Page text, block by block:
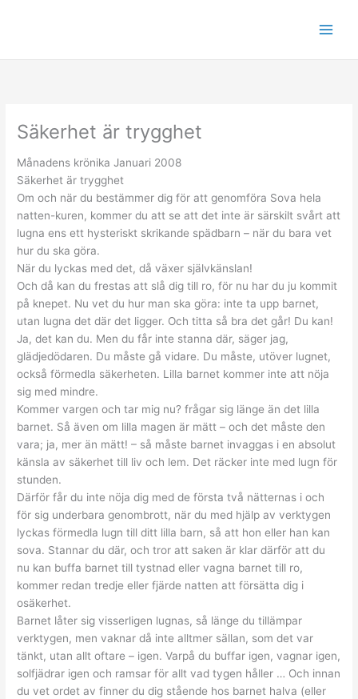
Säkerhet är trygghet
Månadens krönika Januari 2008
Säkerhet är trygghet
Om och när du bestämmer dig för att genomföra Sova hela
natten-kuren, kommer du att se att det inte är särskilt svårt att
lugna ens ett hysteriskt skrikande spädbarn – när du bara vet
hur du ska göra.
När du lyckas med det, då växer självkänslan!
Och då kan du frestas att slå dig till ro, för nu har du ju kommit
på knepet. Nu vet du hur man ska göra: inte ta upp barnet,
utan lugna det där det ligger. Och titta så bra det går! Du kan!
Ja, det kan du. Men du får inte stanna där, säger jag,
glädjedödaren. Du måste gå vidare. Du måste, utöver lugnet,
också förmedla säkerheten. Lilla barnet kommer inte att nöja
sig med mindre.
Kommer vargen och tar mig nu? frågar sig länge än det lilla
barnet. Så även om lilla magen är mätt – och det måste den
vara; ja, mer än mätt! – så måste barnet invaggas i en absolut
känsla av säkerhet till liv och lem. Det räcker inte med lugn för
stunden.
Därför får du inte nöja dig med de första två nätternas i och
för sig underbara genombrott, när du med hjälp av verktygen
lyckas förmedla lugn till ditt lilla barn, så att hon eller han kan
sova. Stannar du där, och tror att saken är klar därför att du
nu kan buffa barnet till tystnad eller vagna barnet till ro,
kommer redan tredje eller fjärde natten att försätta dig i
osäkerhet.
Barnet låter sig visserligen lugnas, så länge du tillämpar
verktygen, men vaknar då inte alltmer sällan, som det var
tänkt, utan allt oftare – igen. Varpå du buffar igen, vagnar igen,
solfjädrar igen och ramsar för allt vad tygen håller … Och innan
du vet ordet av finner du dig stående hos barnet halva (eller